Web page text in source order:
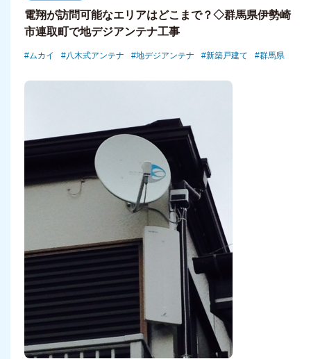
電翔が訪問可能なエリアはどこまで？◇群馬県伊勢崎
市連取町で地デジアンテナ工事
ムカイ 八木式アンテナ 地デジアンテナ 新築戸建て 群馬県